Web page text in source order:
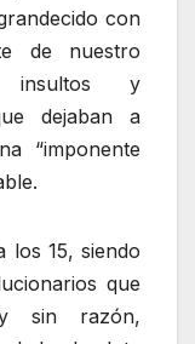
con
de nuestro
insultos y
dejaban a
“imponente
los 15, siendo
que
y sin razón,